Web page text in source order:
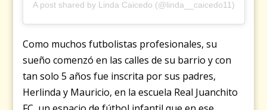
A post shared by Linda Caicedo (@linda__caicedo11)
Como muchos futbolistas profesionales, su
sueño comenzó en las calles de su barrio y con
tan solo 5 años fue inscrita por sus padres,
Herlinda y Mauricio, en la escuela Real Juanchito